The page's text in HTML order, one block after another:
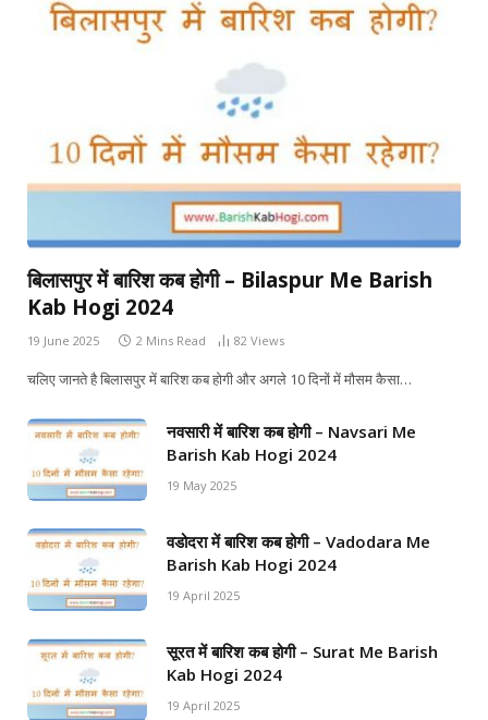
बिलासपुर में बारिश कब होगी – Bilaspur Me Barish
Kab Hogi 2024
19 June 2025 2 Mins Read 82 Views
चलिए जानते है बिलासपुर में बारिश कब होगी और अगले 10 दिनों में मौसम कैसा…
नवसारी में बारिश कब होगी – Navsari Me
Barish Kab Hogi 2024
19 May 2025
वडोदरा में बारिश कब होगी – Vadodara Me
Barish Kab Hogi 2024
19 April 2025
सूरत में बारिश कब होगी – Surat Me Barish
Kab Hogi 2024
19 April 2025